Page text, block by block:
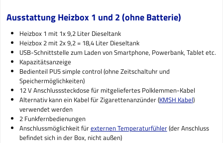
Ausstattung Heizbox 1 und 2 (ohne Batterie)
Heizbox 1 mit 1x 9,2 Liter Dieseltank
Heizbox 2 mit 2x 9,2 = 18,4 Liter Dieseltank
USB-Schnittstelle zum Laden von Smartphone, Powerbank, Tablet etc.
Kapazitätsanzeige
Bedienteil PU5 simple control (ohne Zeitschaltuhr und
Speichermöglichkeiten)
12 V Anschlusssteckdose für mitgeliefertes Polklemmen-Kabel
Alternativ kann ein Kabel für Zigarettenanzünder (KMSH Kabel)
verwendet werden
2 Funkfernbedienungen
Anschlussmöglichkeit fürexternen Temperaturfühler(der Anschluss
befindet sich in der Box, nicht außen)